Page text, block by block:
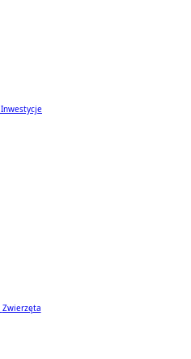
Inwestycje
Zwierzęta